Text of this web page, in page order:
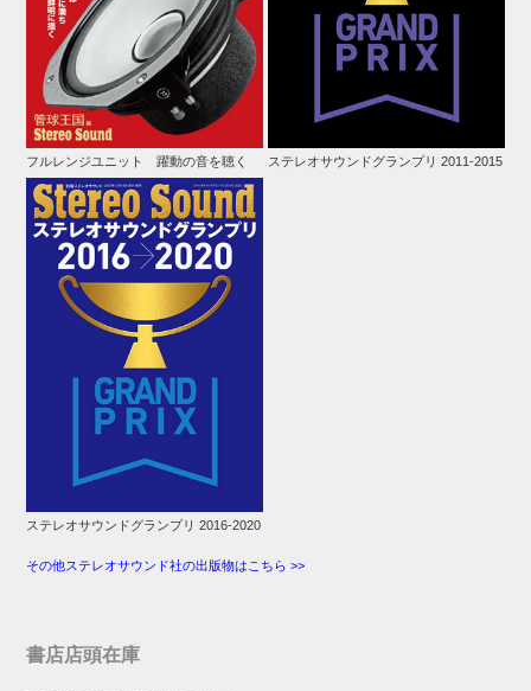
フルレンジユニット 躍動の音を聴く ステレオサウンドグランプリ 2011-2015
ステレオサウンドグランプリ 2016-2020
その他ステレオサウンド社の出版物はこちら >>
書店店頭在庫